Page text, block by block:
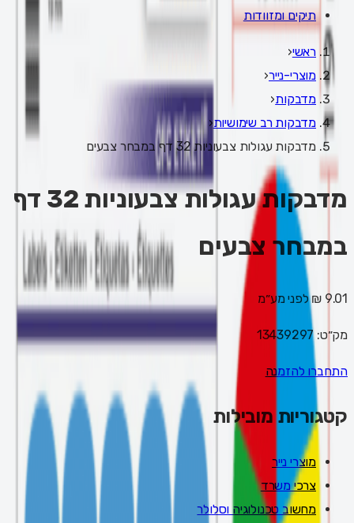
תיקים ומזוודות
ראשי‹
מוצרי-נייר‹
מדבקות‹
מדבקות רב שימושיות‹
מדבקות עגולות צבעוניות 32 דף במבחר צבעים
מדבקות עגולות צבעוניות 32 דף
במבחר צבעים
9.01 ₪ לפני מע״מ
מק״ט:13439297
התחברו להזמנה
קטגוריות מובילות
מוצרי נייר
צרכי משרד
מחשוב טכנולוגיה וסלולר